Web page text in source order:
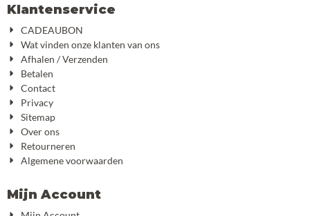
Klantenservice
CADEAUBON
Wat vinden onze klanten van ons
Afhalen / Verzenden
Betalen
Contact
Privacy
Sitemap
Over ons
Retourneren
Algemene voorwaarden
Mijn Account